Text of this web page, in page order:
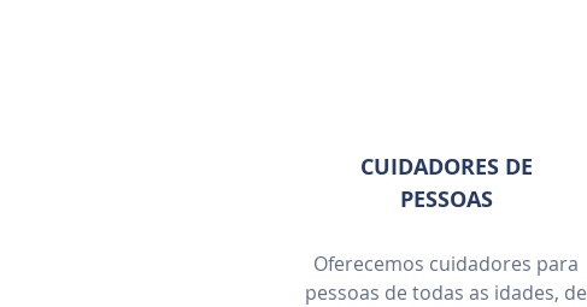
CUIDADORES DE
PESSOAS
Oferecemos cuidadores para
pessoas de todas as idades, de